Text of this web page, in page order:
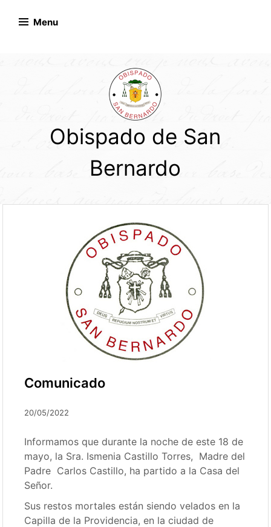
Menu
Obispado de San
Bernardo
Comunicado
20/05/2022
Informamos que durante la noche de este 18 de
mayo, la Sra. Ismenia Castillo Torres, Madre del
Padre Carlos Castillo, ha partido a la Casa del
Señor.
Sus restos mortales están siendo velados en la
Capilla de la Providencia, en la ciudad de